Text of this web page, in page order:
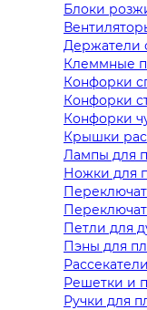
Блоки
Держатели
Клеммные
Конфорки
Конфорки
Конфорки
Крышки
Лампы для
Ножки для
Петли для
Пэны для
Решетки и
Ручки для